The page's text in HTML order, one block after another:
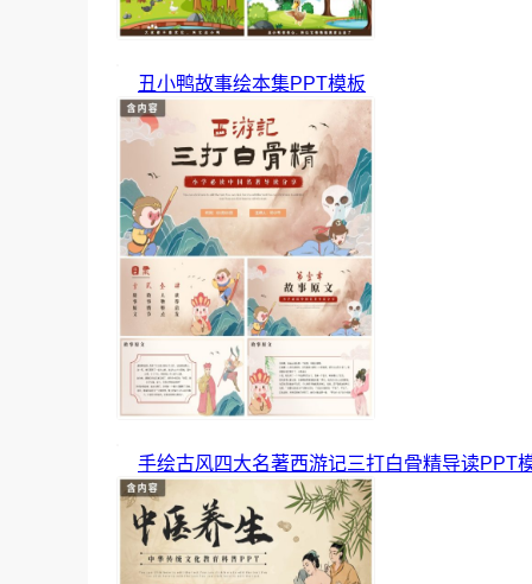
丑小鸭故事绘本集PPT模板
手绘古风四大名著西游记三打白骨精导读PPT